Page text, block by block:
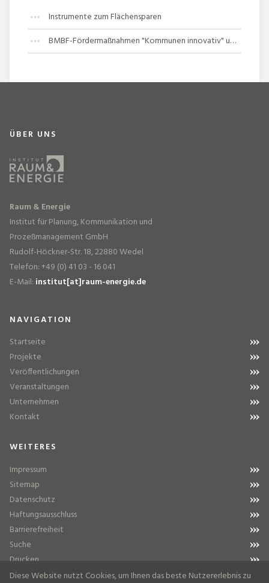
Instrumente zum Flächensparen
BMBF-Fördermaßnahmen "Kommunen innovativ" und "REGION.innovativ-Kreislaufwirtschaft"
ÜBER UNS
Raum & Energie
Institut für Planung, Kommunikation und
Prozeßmanagement GmbH
Rudolf-Höckner-Str. 18, 22880 Wedel
Telefon: +49 (0) 41 03 - 16 041
E-Mail: institut[at]raum-energie.de
NAVIGATION
Startseite
Projekte
Veröffentlichungen
Veranstaltungen
Unternehmen
Kontakt
WEITERES
Impressum
Sitemap
Datenschutz
Haftungsausschluss
Barrierefreiheit
Suche
Drucken
Diese Website nutzt Cookies, um Ihnen das beste Nutzererlebnis zu